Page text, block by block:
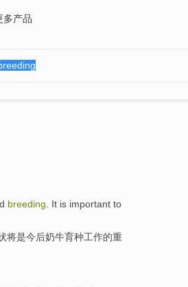
多产品
breeding . It is important to
将是今后奶牛育种工作的重